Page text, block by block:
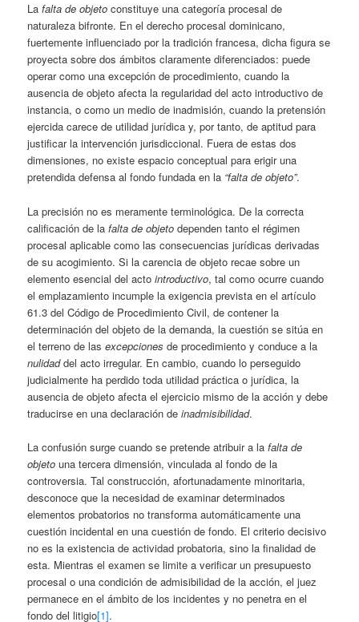
Lafalta de objeto constituye una categoría procesal de
naturaleza bifronte. En el derecho procesal dominicano,
fuertemente influenciado por la tradición francesa, dicha figura se
proyecta sobre dos ámbitos claramente diferenciados: puede
operar como una excepción de procedimiento, cuando la
ausencia de objeto afecta la regularidad del acto introductivo de
instancia, o como un medio de inadmisión, cuando la pretensión
ejercida carece de utilidad jurídica y, por tanto, de aptitud para
justificar la intervención jurisdiccional. Fuera de estas dos
dimensiones, no existe espacio conceptual para erigir una
pretendida defensa al fondo fundada en la “falta de objeto”.
La precisión no es meramente terminológica. De la correcta
calificación de lafalta de objeto dependen tanto el régimen
procesal aplicable como las consecuencias jurídicas derivadas
de su acogimiento. Si la carencia de objeto recae sobre un
elemento esencial del actointroductivo, tal como ocurre cuando
el emplazamiento incumple la exigencia prevista en el artículo
61.3 del Código de Procedimiento Civil, de contener la
determinación del objeto de la demanda, la cuestión se sitúa en
el terreno de lasexcepciones de procedimiento y conduce a la
nulidaddel acto irregular. En cambio, cuando lo perseguido
judicialmente ha perdido toda utilidad práctica o jurídica, la
ausencia de objeto afecta el ejercicio mismo de la acción y debe
traducirse en una declaración deinadmisibilidad.
La confusión surge cuando se pretende atribuir a lafalta de
objeto una tercera dimensión, vinculada al fondo de la
controversia. Tal construcción, afortunadamente minoritaria,
desconoce que la necesidad de examinar determinados
elementos probatorios no transforma automáticamente una
cuestión incidental en una cuestión de fondo. El criterio decisivo
no es la existencia de actividad probatoria, sino la finalidad de
esta. Mientras el examen se limite a verificar un presupuesto
procesal o una condición de admisibilidad de la acción, el juez
permanece en el ámbito de los incidentes y no penetra en el
fondo del litigio[1].